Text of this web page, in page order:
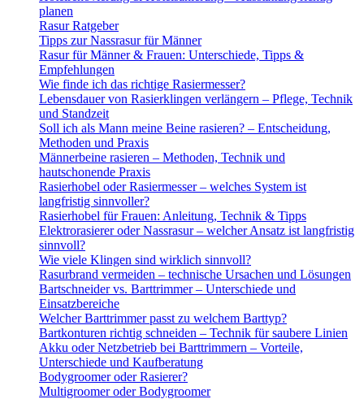
planen
Rasur Ratgeber
Tipps zur Nassrasur für Männer
Rasur für Männer & Frauen: Unterschiede, Tipps &
Empfehlungen
Wie finde ich das richtige Rasiermesser?
Lebensdauer von Rasierklingen verlängern – Pflege, Technik
und Standzeit
Soll ich als Mann meine Beine rasieren? – Entscheidung,
Methoden und Praxis
Männerbeine rasieren – Methoden, Technik und
hautschonende Praxis
Rasierhobel oder Rasiermesser – welches System ist
langfristig sinnvoller?
Rasierhobel für Frauen: Anleitung, Technik & Tipps
Elektrorasierer oder Nassrasur – welcher Ansatz ist langfristig
sinnvoll?
Wie viele Klingen sind wirklich sinnvoll?
Rasurbrand vermeiden – technische Ursachen und Lösungen
Bartschneider vs. Barttrimmer – Unterschiede und
Einsatzbereiche
Welcher Barttrimmer passt zu welchem Barttyp?
Bartkonturen richtig schneiden – Technik für saubere Linien
Akku oder Netzbetrieb bei Barttrimmern – Vorteile,
Unterschiede und Kaufberatung
Bodygroomer oder Rasierer?
Multigroomer oder Bodygroomer